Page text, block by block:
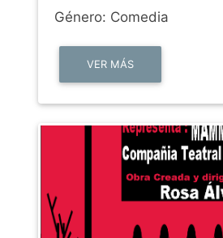
Género: Comedia
VER MÁS